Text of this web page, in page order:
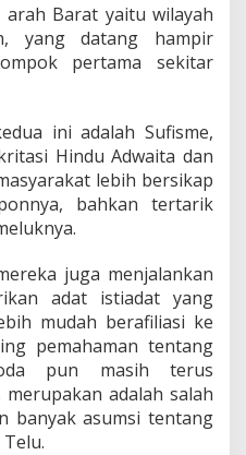
arah Barat yaitu wilayah
yang datang hampir
pertama sekitar
ini adalah Sufisme,
Hindu Adwaita dan
lebih bersikap
bahkan tertarik
juga menjalankan
adat istiadat yang
mudah berafiliasi ke
pemahaman tentang
pun masih terus
adalah salah
banyak asumsi tentang